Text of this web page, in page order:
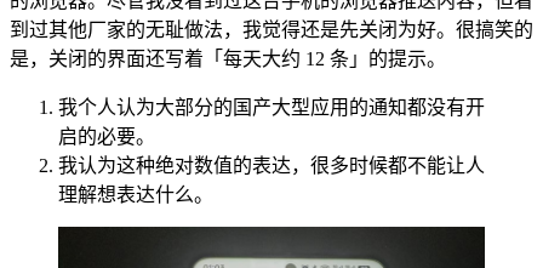
到过其他厂家的无耻做法，我觉得还是先关闭为好。很搞笑的
是，关闭的界面还写着「每天大约 12 条」的提示。
我个人认为大部分的国产大型应用的通知都没有开
启的必要。
我认为这种绝对数值的表达，很多时候都不能让人
理解想表达什么。